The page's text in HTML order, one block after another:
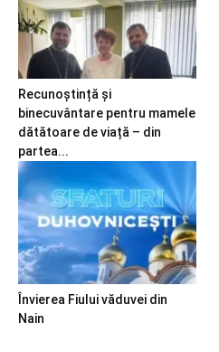
Recunoștință și
binecuvântare pentru mamele
dătătoare de viață – din
partea...
Învierea Fiului văduvei din
Nain